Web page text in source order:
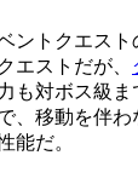
ントクエス
エストだが、
も対ボス級
、移動を伴
能だ。